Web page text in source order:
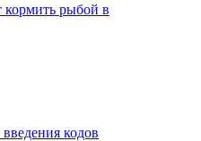
кормить рыбой в
кодов